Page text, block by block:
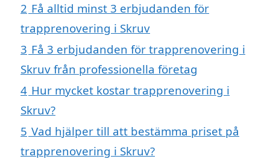
2 Få alltid minst 3 erbjudanden för
trapprenovering i Skruv
3 Få 3 erbjudanden för trapprenovering i
Skruv från professionella företag
4 Hur mycket kostar trapprenovering i
Skruv?
5 Vad hjälper till att bestämma priset på
trapprenovering i Skruv?